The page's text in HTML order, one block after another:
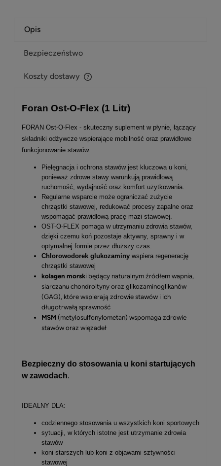
Opis
Bezpieczeństwo
Koszty dostawy
Foran Ost-O-Flex (1 Litr)
FORAN Ost-O-Flex - skuteczny suplement w płynie, łączący
składniki odżywcze wspierające mobilność oraz prawidłowe
funkcjonowanie stawów.
Pielęgnacja i ochrona stawów jest kluczowa u koni,
ponieważ zdrowe stawy warunkują prawidłową
ruchomość, wydajność oraz komfort użytkowania.
Regularne wsparcie może ograniczać zużycie
chrząstki stawowej, redukować procesy zapalne oraz
wspomagać prawidłową pracę mazi stawowej.
OST-O-FLEX pomaga w utrzymaniu zdrowia stawów,
dzięki czemu koń pozostaje aktywny, sprawny i w
optymalnej formie przez dłuższy czas.
Chlorowodorek glukozaminy wspiera regenerację
chrząstki stawowej
kolagen morski będący naturalnym źródłem wapnia,
siarczanu chondroityny oraz glikozaminoglikanów
(GAG), które wspierają zdrowie stawów i ich
długotrwałą sprawność
MSM(metylosulfonylometan) wspomaga zdrowie
stawów oraz więzadeł
Bezpieczny do stosowania u koni startujących
w zawodach.
IDEALNY DLA:
codziennego stosowania u wszystkich koni sportowych
sytuacji, w których istotne jest utrzymanie zdrowia
stawów
koni starszych lub koni z objawami sztywności
stawowej